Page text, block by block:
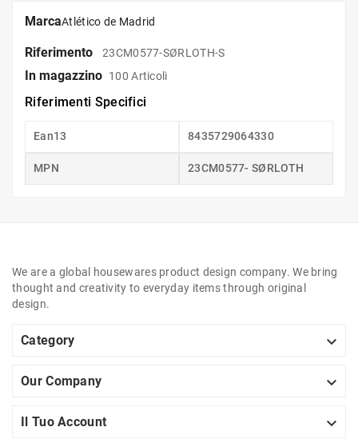
MarcaAtlético de Madrid
Riferimento 23CM0577-SØRLOTH-S
In magazzino 100 Articoli
Riferimenti Specifici
Ean13 8435729064330
MPN 23CM0577- SØRLOTH
We are a global housewares product design company. We bring
thought and creativity to everyday items through original
design.
Category 
Our Company 
Il Tuo Account 